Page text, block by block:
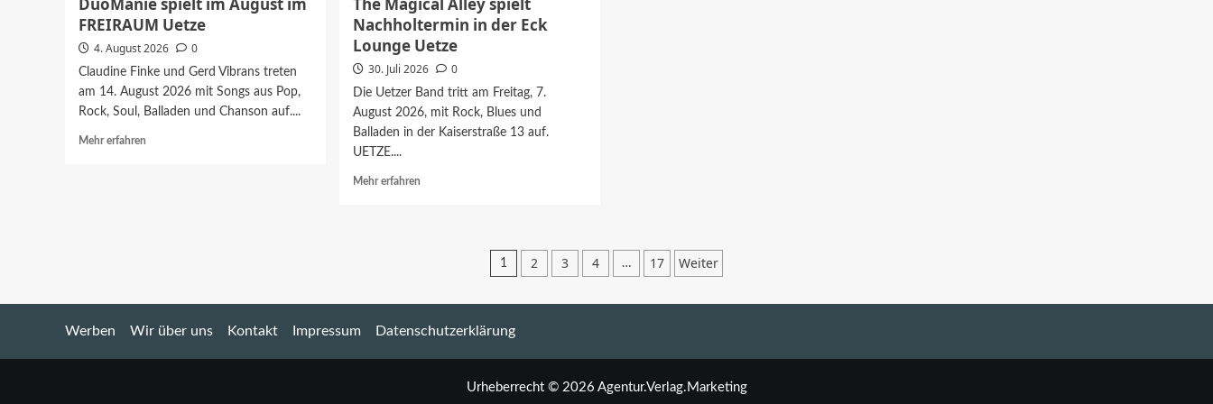
DuoManie spielt im August im
FREIRAUM Uetze
4. August 2026 0
Claudine Finke und Gerd Vibrans treten
am 14. August 2026 mit Songs aus Pop,
Rock, Soul, Balladen und Chanson auf....
Mehr erfahren
The Magical Alley spielt
Nachholtermin in der Eck
Lounge Uetze
30. Juli 2026 0
Die Uetzer Band tritt am Freitag, 7.
August 2026, mit Rock, Blues und
Balladen in der Kaiserstraße 13 auf.
UETZE....
Mehr erfahrenMehr
der
Seitennummerierung
Beiträge
1 2 3 4 … 17 Weiter
Werben Wir über uns Kontakt Impressum Datenschutzerklärung
Urheberrecht © 2026 Agentur.Verlag.Marketing